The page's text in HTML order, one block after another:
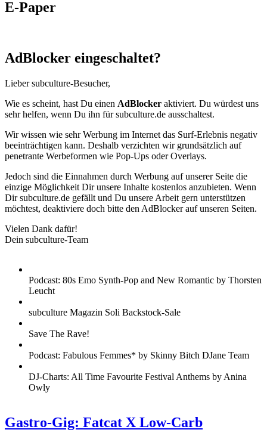
E-Paper
AdBlocker eingeschaltet?
Lieber subculture-Besucher,
Wie es scheint, hast Du einen AdBlocker aktiviert. Du würdest uns
sehr helfen, wenn Du ihn für subculture.de ausschaltest.
Wir wissen wie sehr Werbung im Internet das Surf-Erlebnis negativ
beeinträchtigen kann. Deshalb verzichten wir grundsätzlich auf
penetrante Werbeformen wie Pop-Ups oder Overlays.
Jedoch sind die Einnahmen durch Werbung auf unserer Seite die
einzige Möglichkeit Dir unsere Inhalte kostenlos anzubieten. Wenn
Dir subculture.de gefällt und Du unsere Arbeit gern unterstützen
möchtest, deaktiviere doch bitte den AdBlocker auf unseren Seiten.
Vielen Dank dafür!
Dein subculture-Team
Podcast: 80s Emo Synth-Pop and New Romantic by Thorsten
Leucht
subculture Magazin Soli Backstock-Sale
Save The Rave!
Podcast: Fabulous Femmes* by Skinny Bitch DJane Team
DJ-Charts: All Time Favourite Festival Anthems by Anina
Owly
Gastro-Gig: Fatcat X Low-Carb